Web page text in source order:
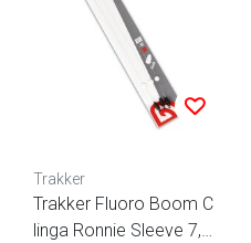
Trakker
Trakker Fluoro Boom C
linga Ronnie Sleeve 7,5